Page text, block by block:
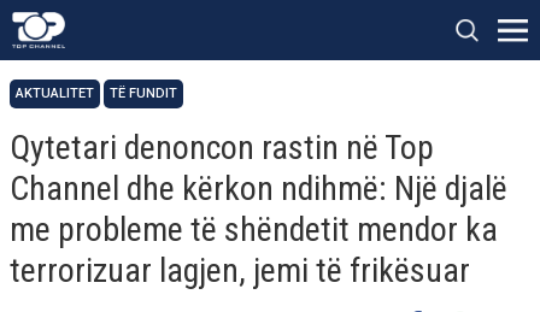
AKTUALITET TË FUNDIT
Qytetari denoncon rastin në Top
Channel dhe kërkon ndihmë: Një djalë
me probleme të shëndetit mendor ka
terrorizuar lagjen, jemi të frikësuar